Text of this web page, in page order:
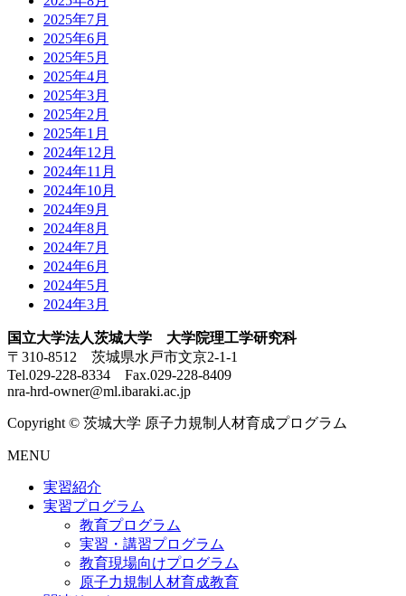
2025年7月
2025年6月
2025年5月
2025年4月
2025年3月
2025年2月
2025年1月
2024年12月
2024年11月
2024年10月
2024年9月
2024年8月
2024年7月
2024年6月
2024年5月
2024年3月
国立大学法人茨城大学 大学院理工学研究科
〒310-8512 茨城県水戸市文京2-1-1
Tel.029-228-8334 Fax.029-228-8409
nra-hrd-owner@ml.ibaraki.ac.jp
Copyright © 茨城大学 原子力規制人材育成プログラム
MENU
実習紹介
実習プログラム
教育プログラム
実習・講習プログラム
教育現場向けプログラム
原子力規制人材育成教育